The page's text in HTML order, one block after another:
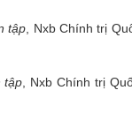
tập, Nxb Chính trị
tập, Nxb Chính trị